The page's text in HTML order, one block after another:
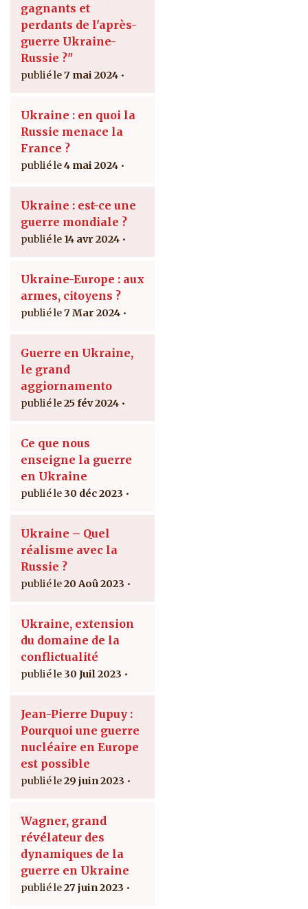
gagnants et
perdants de l'après-
guerre Ukraine-
Russie ?"
7 mai 2024
Ukraine : en quoi la
Russie menace la
France ?
4 mai 2024
Ukraine : est-ce une
guerre mondiale ?
14 avr 2024
Ukraine-Europe : aux
armes, citoyens ?
7 Mar 2024
Guerre en Ukraine,
le grand
aggiornamento
25 fév 2024
Ce que nous
enseigne la guerre
en Ukraine
30 déc 2023
Ukraine – Quel
réalisme avec la
Russie ?
20 Aoû 2023
Ukraine, extension
du domaine de la
conflictualité
30 Juil 2023
Jean-Pierre Dupuy :
Pourquoi une guerre
nucléaire en Europe
est possible
29 juin 2023
Wagner, grand
révélateur des
dynamiques de la
guerre en Ukraine
27 juin 2023